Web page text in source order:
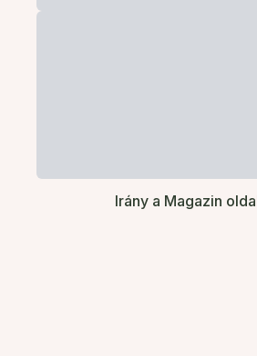
Irány a Magazin